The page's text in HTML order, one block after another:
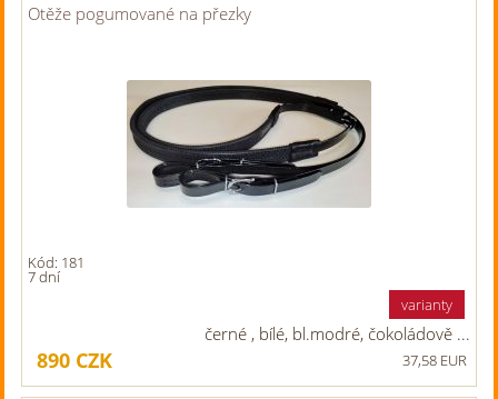
Otěže pogumované na přezky
Kód: 181
7 dní
varianty
černé , bílé, bl.modré, čokoládově ...
890 CZK 37,58 EUR